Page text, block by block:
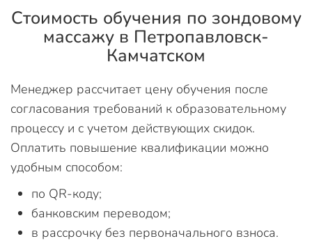
Стоимость обучения по зондовому
массажу в Петропавловск-
Камчатском
Менеджер рассчитает цену обучения после
согласования требований к образовательному
процессу и с учетом действующих скидок.
Оплатить повышение квалификации можно
удобным способом:
по QR-коду;
банковским переводом;
в рассрочку без первоначального взноса.